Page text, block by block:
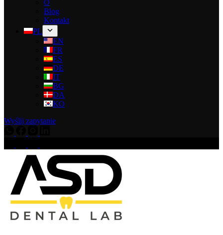
O
Blog
Kontakt
PL
EN
FR
ES
DE
IT
BG
DA
KO
Wyślij zapytanie